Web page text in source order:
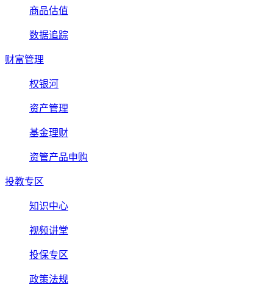
商品估值
数据追踪
财富管理
权银河
资产管理
基金理财
资管产品申购
投教专区
知识中心
视频讲堂
投保专区
政策法规